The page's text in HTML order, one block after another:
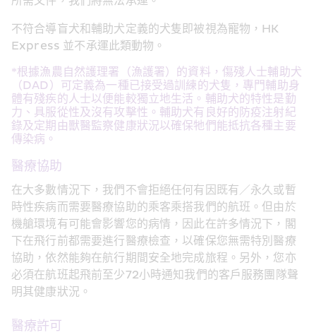
不符合導盲犬和輔助犬定義的犬隻即被視為寵物，HK
Express 並不承運此類動物。
*根據漁農自然護理署（漁護署）的資料，傷殘人士輔助犬
（DAD）可定義為一種已接受過訓練的犬隻，專門輔助身
體有殘疾的人士以便能較獨立地生活。輔助犬的特性是勤
力、具服從性及沒有攻擊性。輔助犬有良好的防疫注射紀
錄及定期由獸醫監察健康狀況以確保牠們能抵抗各種主要
傳染病。
醫療協助
在大多數情況下，我們不會拒絕任何有因既有／永久或暫
時性疾病而需要醫療協助的乘客乘搭我們的航班。但由於
機艙環境有可能會影響您的病情，因此在許多情況下，閣
下在飛行前都需要進行醫療檢查，以確保您無需特別醫療
協助，依然能夠在航行期間安全地完成旅程。另外，您亦
必須在航班起飛前至少72小時通知我們的客戶服務團隊聲
明其健康狀況。
醫療許可